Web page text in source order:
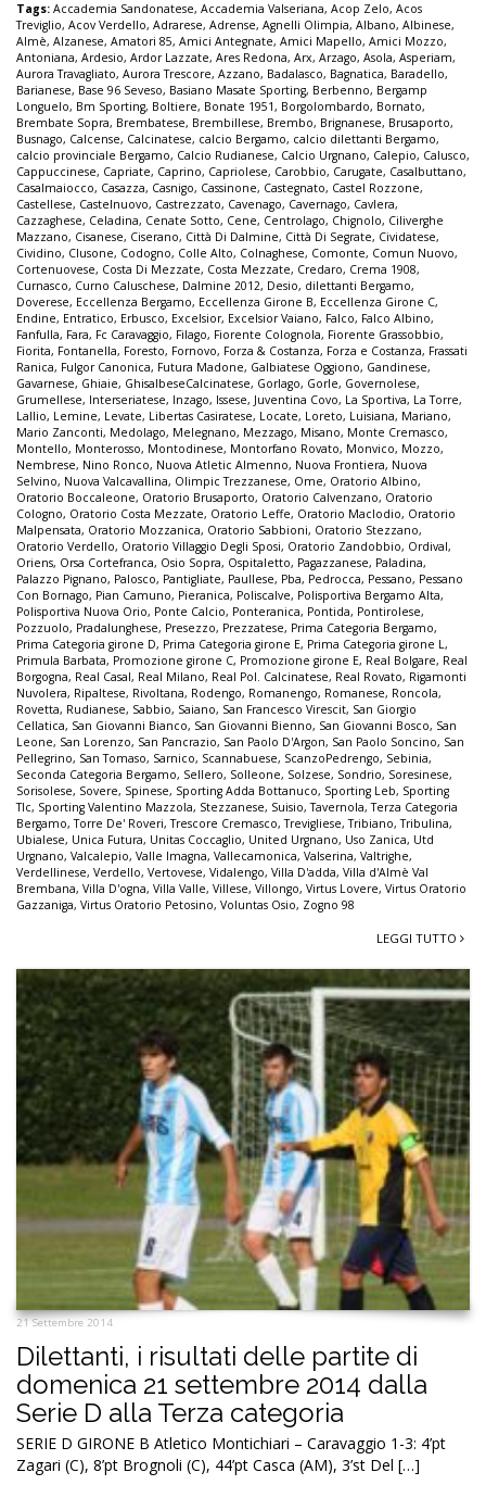
Tags: Accademia Sandonatese, Accademia Valseriana, Acop Zelo, Acos
Treviglio, Acov Verdello, Adrarese, Adrense, Agnelli Olimpia, Albano, Albinese,
Almè, Alzanese, Amatori 85, Amici Antegnate, Amici Mapello, Amici Mozzo,
Antoniana, Ardesio, Ardor Lazzate, Ares Redona, Arx, Arzago, Asola, Asperiam,
Aurora Travagliato, Aurora Trescore, Azzano, Badalasco, Bagnatica, Baradello,
Barianese, Base 96 Seveso, Basiano Masate Sporting, Berbenno, Bergamp
Longuelo, Bm Sporting, Boltiere, Bonate 1951, Borgolombardo, Bornato,
Brembate Sopra, Brembatese, Brembillese, Brembo, Brignanese, Brusaporto,
Busnago, Calcense, Calcinatese, calcio Bergamo, calcio dilettanti Bergamo,
calcio provinciale Bergamo, Calcio Rudianese, Calcio Urgnano, Calepio, Calusco,
Cappuccinese, Capriate, Caprino, Capriolese, Carobbio, Carugate, Casalbuttano,
Casalmaiocco, Casazza, Casnigo, Cassinone, Castegnato, Castel Rozzone,
Castellese, Castelnuovo, Castrezzato, Cavenago, Cavernago, Cavlera,
Cazzaghese, Celadina, Cenate Sotto, Cene, Centrolago, Chignolo, Ciliverghe
Mazzano, Cisanese, Ciserano, Città Di Dalmine, Città Di Segrate, Cividatese,
Cividino, Clusone, Codogno, Colle Alto, Colnaghese, Comonte, Comun Nuovo,
Cortenuovese, Costa Di Mezzate, Costa Mezzate, Credaro, Crema 1908,
Curnasco, Curno Caluschese, Dalmine 2012, Desio, dilettanti Bergamo,
Doverese, Eccellenza Bergamo, Eccellenza Girone B, Eccellenza Girone C,
Endine, Entratico, Erbusco, Excelsior, Excelsior Vaiano, Falco, Falco Albino,
Fanfulla, Fara, Fc Caravaggio, Filago, Fiorente Colognola, Fiorente Grassobbio,
Fiorita, Fontanella, Foresto, Fornovo, Forza & Costanza, Forza e Costanza, Frassati
Ranica, Fulgor Canonica, Futura Madone, Galbiatese Oggiono, Gandinese,
Gavarnese, Ghiaie, GhisalbeseCalcinatese, Gorlago, Gorle, Governolese,
Grumellese, Interseriatese, Inzago, Issese, Juventina Covo, La Sportiva, La Torre,
Lallio, Lemine, Levate, Libertas Casiratese, Locate, Loreto, Luisiana, Mariano,
Mario Zanconti, Medolago, Melegnano, Mezzago, Misano, Monte Cremasco,
Montello, Monterosso, Montodinese, Montorfano Rovato, Monvico, Mozzo,
Nembrese, Nino Ronco, Nuova Atletic Almenno, Nuova Frontiera, Nuova
Selvino, Nuova Valcavallina, Olimpic Trezzanese, Ome, Oratorio Albino,
Oratorio Boccaleone, Oratorio Brusaporto, Oratorio Calvenzano, Oratorio
Cologno, Oratorio Costa Mezzate, Oratorio Leffe, Oratorio Maclodio, Oratorio
Malpensata, Oratorio Mozzanica, Oratorio Sabbioni, Oratorio Stezzano,
Oratorio Verdello, Oratorio Villaggio Degli Sposi, Oratorio Zandobbio, Ordival,
Oriens, Orsa Cortefranca, Osio Sopra, Ospitaletto, Pagazzanese, Paladina,
Palazzo Pignano, Palosco, Pantigliate, Paullese, Pba, Pedrocca, Pessano, Pessano
Con Bornago, Pian Camuno, Pieranica, Poliscalve, Polisportiva Bergamo Alta,
Polisportiva Nuova Orio, Ponte Calcio, Ponteranica, Pontida, Pontirolese,
Pozzuolo, Pradalunghese, Presezzo, Prezzatese, Prima Categoria Bergamo,
Prima Categoria girone D, Prima Categoria girone E, Prima Categoria girone L,
Primula Barbata, Promozione girone C, Promozione girone E, Real Bolgare, Real
Borgogna, Real Casal, Real Milano, Real Pol. Calcinatese, Real Rovato, Rigamonti
Nuvolera, Ripaltese, Rivoltana, Rodengo, Romanengo, Romanese, Roncola,
Rovetta, Rudianese, Sabbio, Saiano, San Francesco Virescit, San Giorgio
Cellatica, San Giovanni Bianco, San Giovanni Bienno, San Giovanni Bosco, San
Leone, San Lorenzo, San Pancrazio, San Paolo D'Argon, San Paolo Soncino, San
Pellegrino, San Tomaso, Sarnico, Scannabuese, ScanzoPedrengo, Sebinia,
Seconda Categoria Bergamo, Sellero, Solleone, Solzese, Sondrio, Soresinese,
Sorisolese, Sovere, Spinese, Sporting Adda Bottanuco, Sporting Leb, Sporting
Tlc, Sporting Valentino Mazzola, Stezzanese, Suisio,Tavernola,Terza Categoria
Bergamo,Torre De' Roveri,Trescore Cremasco,Trevigliese,Tribiano,Tribulina,
Ubialese, Unica Futura, Unitas Coccaglio, United Urgnano, Uso Zanica, Utd
Urgnano, Valcalepio, Valle Imagna, Vallecamonica, Valserina, Valtrighe,
Verdellinese, Verdello, Vertovese, Vidalengo, Villa D'adda, Villa d'Almè Val
Brembana, Villa D'ogna, Villa Valle, Villese, Villongo, Virtus Lovere, Virtus Oratorio
Gazzaniga, Virtus Oratorio Petosino, Voluntas Osio, Zogno 98
LEGGI TUTTO
21 Settembre 2014
Dilettanti, i risultati delle partite di
domenica 21 settembre 2014 dalla
Serie D alla Terza categoria
SERIE D GIRONE B Atletico Montichiari – Caravaggio 1-3: 4’pt
Zagari (C), 8’pt Brognoli (C), 44’pt Casca (AM), 3’st Del […]